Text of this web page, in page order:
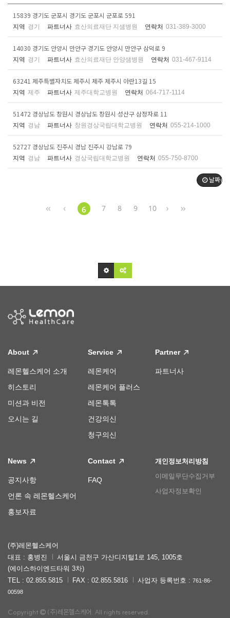
15839 경기도 군포시 경기도 군포시 군포로 591
지역 경기 파트너사 효산의료재단 지샘병원 연락처 031-389-3000
14030 경기도 안양시 만안구 경기도 안양시 만안구 삼덕로 9
지역 경기 파트너사 효산의료재단 안양샘병원 연락처 031-467-9114
63241 제주특별자치도 제주시 제주 제주시 아란13길 15
지역 제주 파트너사 제주대학교병원 연락처 064-717-1114
51472 경상남도 창원시 경상남도 창원시 성산구 삼정자로 11
지역 경남 파트너사 창원경상국립대학교병원 연락처 055-214-1000
52727 경상남도 진주시 경남 진주시 강남로 79
지역 경남 파트너사 경상국립대학교병원 연락처 055-750-8700
날짜순
6 7 8 9 10
About
레몬헬스케어 소개
히스토리
미션과 비전
오시는 길
Service
레몬케어
레몬케어 플러스
레몬톡톡
건강의신
청구의신
Partner
파트너사
News
공지사항
언론 속 레몬헬스케어
홍보자료
Contact
FAQ
개인정보처리방침
이메일무단수집거부
사업자정보확인
(주)레몬헬스케어
대표 : 홍병진
서울시 금천구 가산디지털1로 145, 1005호
(에이스하이엔드타워 3차)
TEL : 02.855.5815
FAX : 02.855.5816 사업자 등록번호 : 761-86-
00598
Copyright (주)레몬헬스케어. All rights reserved.